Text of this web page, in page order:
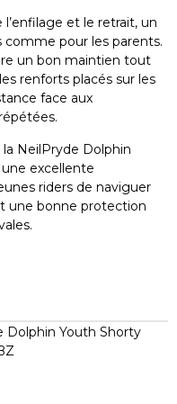
et le retrait, un
pour les parents.
un bon maintien tout
renforts placés sur les
face aux
NeilPryde Dolphin
excellente
riders de naviguer
une bonne protection
Dolphin Youth Shorty